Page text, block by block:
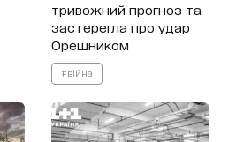
тривожний прогноз та
застерегла про удар
Орешником
#війна